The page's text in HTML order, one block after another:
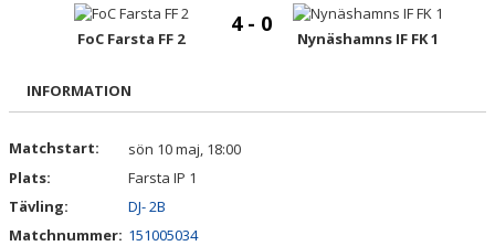
NIFENS FOND
KALENDER
MATCHER
CUPER
FoC Farsta FF 2
4 - 0
Nynäshamns IF FK 1
INFORMATION
Matchstart:
sön 10 maj, 18:00
Plats:
Farsta IP 1
Tävling:
DJ- 2B
Matchnummer: 151005034